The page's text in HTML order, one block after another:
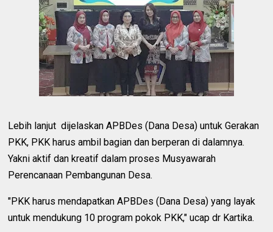
Lebih lanjut dijelaskan APBDes (Dana Desa) untuk Gerakan
PKK, PKK harus ambil bagian dan berperan di dalamnya.
Yakni aktif dan kreatif dalam proses Musyawarah
Perencanaan Pembangunan Desa.
"PKK harus mendapatkan APBDes (Dana Desa) yang layak
untuk mendukung 10 program pokok PKK," ucap dr Kartika.